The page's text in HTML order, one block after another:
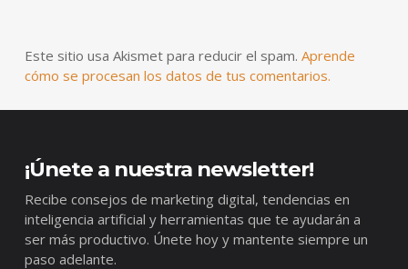
Este sitio usa Akismet para reducir el spam. Aprende
cómo se procesan los datos de tus comentarios.
¡Únete a nuestra newsletter!
Recibe consejos de marketing digital, tendencias en
inteligencia artificial y herramientas que te ayudarán a
ser más productivo. Únete hoy y mantente siempre un
paso adelante.